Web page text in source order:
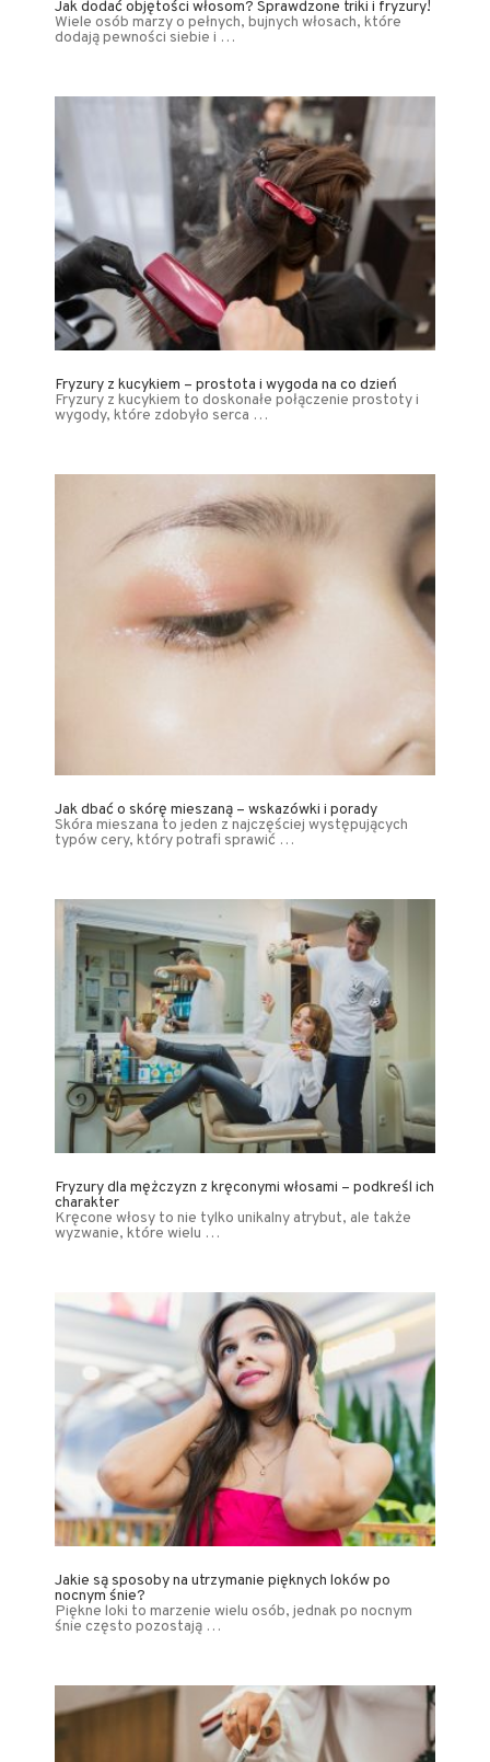
Jak dodać objętości włosom? Sprawdzone triki i fryzury!
Wiele osób marzy o pełnych, bujnych włosach, które
dodają pewności siebie i …
Fryzury z kucykiem – prostota i wygoda na co dzień
Fryzury z kucykiem to doskonałe połączenie prostoty i
wygody, które zdobyło serca …
Jak dbać o skórę mieszaną – wskazówki i porady
Skóra mieszana to jeden z najczęściej występujących
typów cery, który potrafi sprawić …
Fryzury dla mężczyzn z kręconymi włosami – podkreśl ich
charakter
Kręcone włosy to nie tylko unikalny atrybut, ale także
wyzwanie, które wielu …
Jakie są sposoby na utrzymanie pięknych loków po
nocnym śnie?
Piękne loki to marzenie wielu osób, jednak po nocnym
śnie często pozostają …